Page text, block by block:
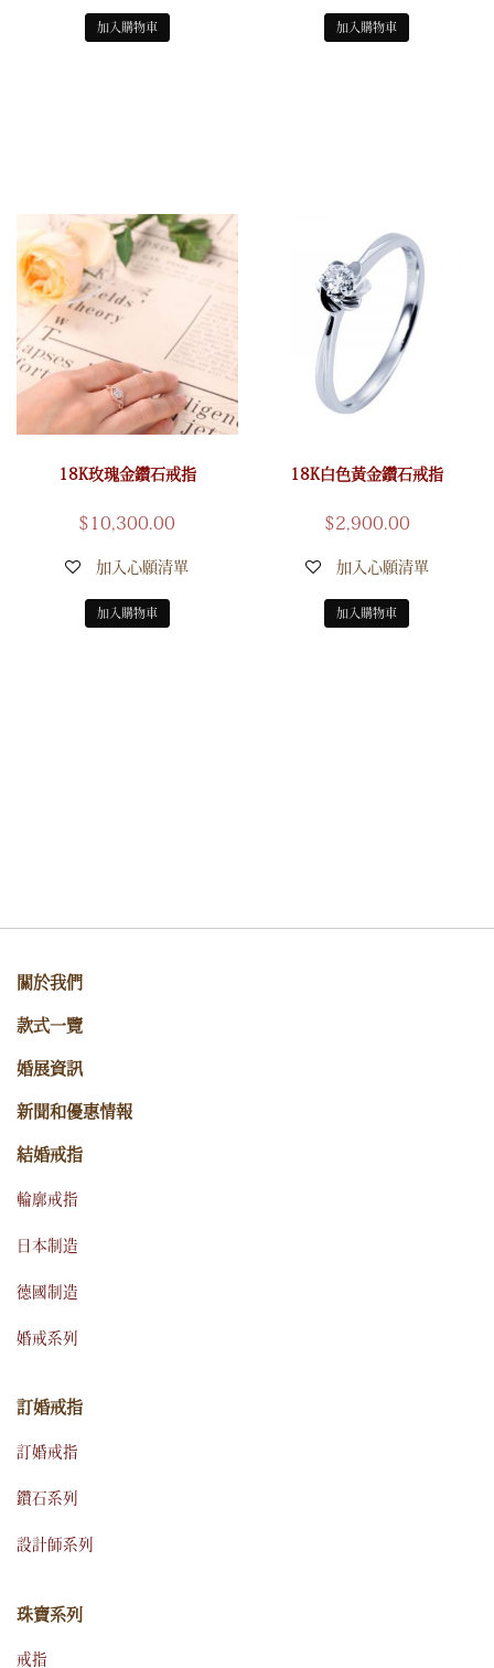
加入購物車 加入購物車
18K玫瑰金鑽石戒指
$ 10,300.00
加入心願清單
加入購物車
18K白色黃金鑽石戒指
$2,900.00
加入心願清單
加入購物車
關於我們
款式一覽
婚展資訊
新聞和優惠情報
結婚戒指
輪廓戒指
日本制造
德國制造
婚戒系列
訂婚戒指
訂婚戒指
鑽石系列
設計師系列
珠寶系列
戒指